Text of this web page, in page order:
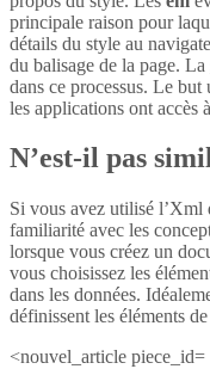
principale raison pour
détails du style au
du balisage de la page. La
dans ce processus. Le but
les applications ont accès
N’est-il pas
Si vous avez utilisé l’Xml
familiarité avec les
lorsque vous créez un
vous choisissez les
dans les données.
définissent les éléments
<nouvel_article piece_id=